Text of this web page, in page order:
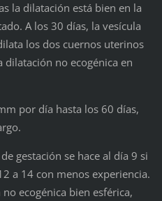
la dilatación está bien en la
A los 30 días, la vesícula
los dos cuernos uterinos
no ecogénica en
por día hasta los 60 días,
gestación se hace al día 9 si
a 14 con menos experiencia.
ecogénica bien esférica,